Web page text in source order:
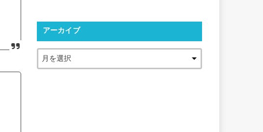
アーカイブ